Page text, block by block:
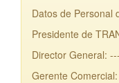
Datos de Personal
Presidente de
Director General: ---
Gerente